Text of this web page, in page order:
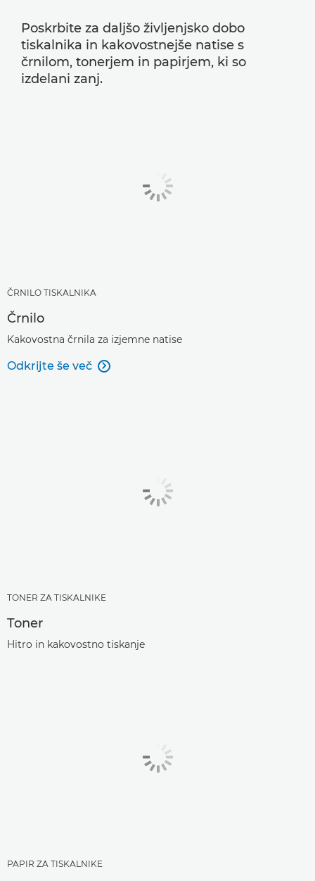
Poskrbite za daljšo življenjsko dobo
tiskalnika in kakovostnejše natise s
črnilom, tonerjem in papirjem, ki so
izdelani zanj.
ČRNILO TISKALNIKA
Črnilo
Kakovostna črnila za izjemne natise
Odkrijte še več 
TONER ZA TISKALNIKE
Toner
Hitro in kakovostno tiskanje
PAPIR ZA TISKALNIKE